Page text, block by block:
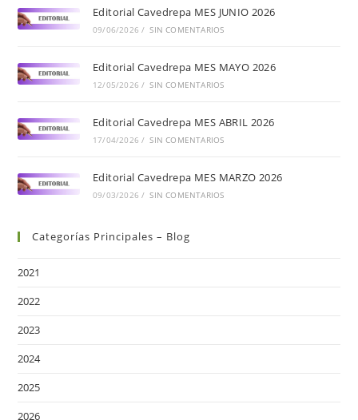
Editorial Cavedrepa MES JUNIO 2026
09/06/2026 / SIN COMENTARIOS
Editorial Cavedrepa MES MAYO 2026
12/05/2026 / SIN COMENTARIOS
Editorial Cavedrepa MES ABRIL 2026
17/04/2026 / SIN COMENTARIOS
Editorial Cavedrepa MES MARZO 2026
09/03/2026 / SIN COMENTARIOS
Categorías Principales – Blog
2021
2022
2023
2024
2025
2026